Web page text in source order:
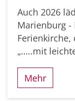
Auch 2026
Marienburg -
„…..mit
Mehr